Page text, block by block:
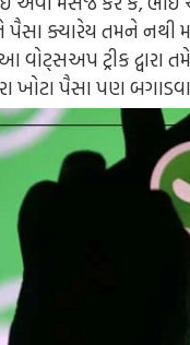
ક્યારેય તમને નથી
ટ્રીક
ખોટા પૈસા પણ